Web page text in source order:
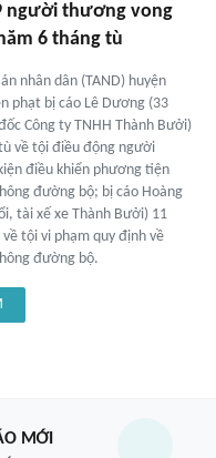
người thương vong
6 tháng tù
nhân dân (TAND) huyện
phạt bị cáo Lê Dương (33
Công ty TNHH Thành Bưởi)
về tội điều động người
điều khiển phương tiện
đường bộ; bị cáo Hoàng
tài xế xe Thành Bưởi) 11
tội vi phạm quy định về
đường bộ.
MỚI